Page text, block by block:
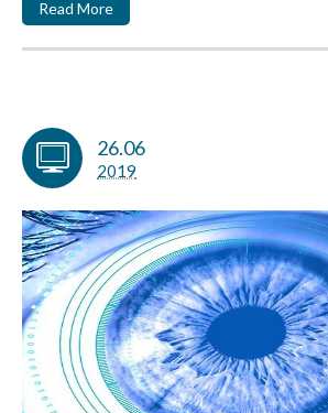
Read More
26.06
2019